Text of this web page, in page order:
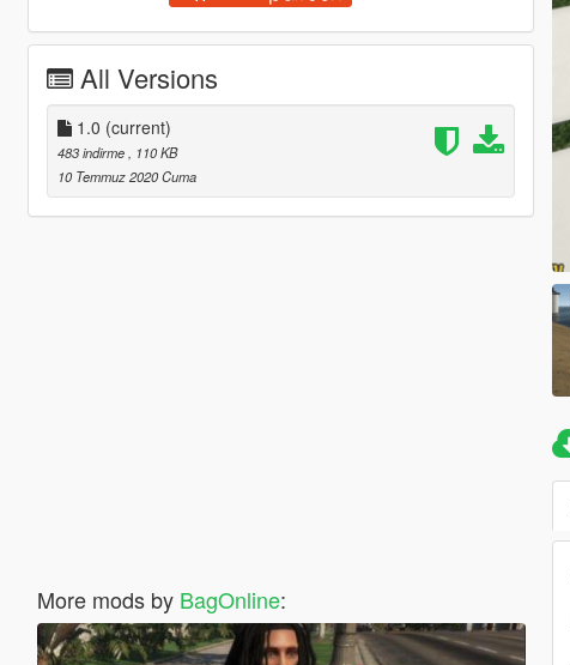
All Versions
1.0 (current)
483 indirme
, 110 KB
10 Temmuz 2020 Cuma
More mods by BagOnline: